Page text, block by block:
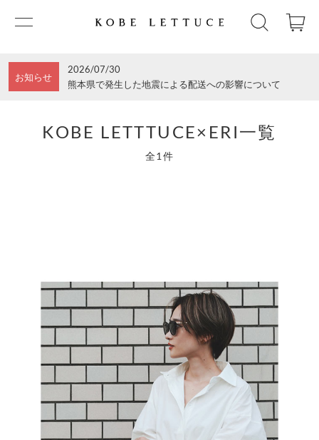
お知らせ
2026/07/30
熊本県で発生した地震による配送への影響について
KOBE LETTTUCE×ERI一覧
全1件